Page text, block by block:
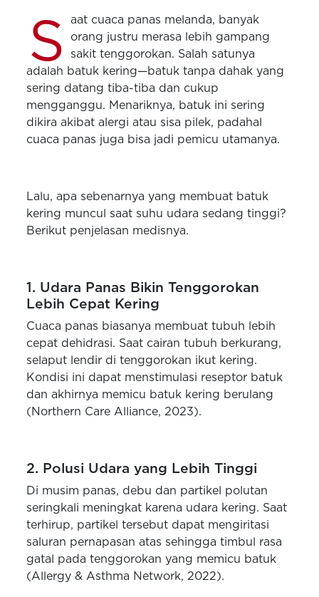
S
aat cuaca panas melanda, banyak
orang justru merasa lebih gampang
sakit tenggorokan. Salah satunya
adalah batuk kering—batuk tanpa dahak yang
sering datang tiba-tiba dan cukup
mengganggu. Menariknya, batuk ini sering
dikira akibat alergi atau sisa pilek, padahal
cuaca panas juga bisa jadi pemicu utamanya.
Lalu, apa sebenarnya yang membuat batuk
kering muncul saat suhu udara sedang tinggi?
Berikut penjelasan medisnya.
1. Udara Panas Bikin Tenggorokan
Lebih Cepat Kering
Cuaca panas biasanya membuat tubuh lebih
cepat dehidrasi. Saat cairan tubuh berkurang,
selaput lendir di tenggorokan ikut kering.
Kondisi ini dapat menstimulasi reseptor batuk
dan akhirnya memicu batuk kering berulang
(Northern Care Alliance, 2023).
2. Polusi Udara yang Lebih Tinggi
Di musim panas, debu dan partikel polutan
seringkali meningkat karena udara kering. Saat
terhirup, partikel tersebut dapat mengiritasi
saluran pernapasan atas sehingga timbul rasa
gatal pada tenggorokan yang memicu batuk
(Allergy & Asthma Network, 2022).